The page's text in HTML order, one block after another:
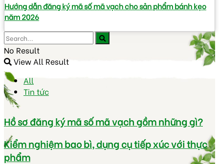
Hướng dẫn đăng ký mã số mã vạch cho sản phẩm bánh kẹo
năm 2026
No Result
View All Result
All
Tin tức
Hồ sơ đăng ký mã số mã vạch gồm những gì?
Kiểm nghiệm bao bì, dụng cụ tiếp xúc với thực
phẩm